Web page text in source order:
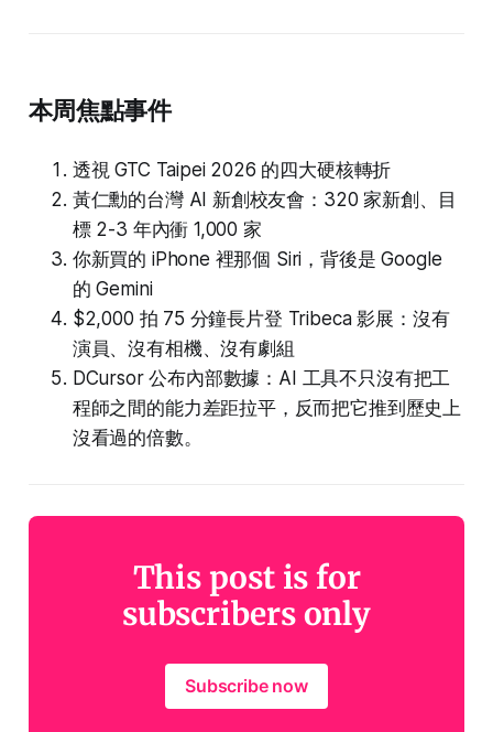
本周焦點事件
透視 GTC Taipei 2026 的四大硬核轉折
黃仁勳的台灣 AI 新創校友會：320 家新創、目
標 2-3 年內衝 1,000 家
你新買的 iPhone 裡那個 Siri，背後是 Google
的 Gemini
$2,000 拍 75 分鐘長片登 Tribeca 影展：沒有
演員、沒有相機、沒有劇組
DCursor 公布內部數據：AI 工具不只沒有把工
程師之間的能力差距拉平，反而把它推到歷史上
沒看過的倍數。
This post is for
subscribers only
Subscribe now